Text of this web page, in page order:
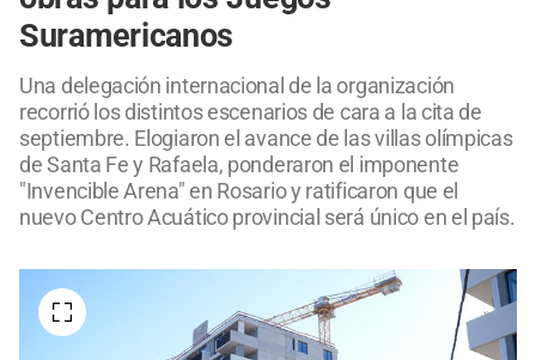
Suramericanos
Una delegación internacional de la organización
recorrió los distintos escenarios de cara a la cita de
septiembre. Elogiaron el avance de las villas olímpicas
de Santa Fe y Rafaela, ponderaron el imponente
"Invencible Arena" en Rosario y ratificaron que el
nuevo Centro Acuático provincial será único en el país.